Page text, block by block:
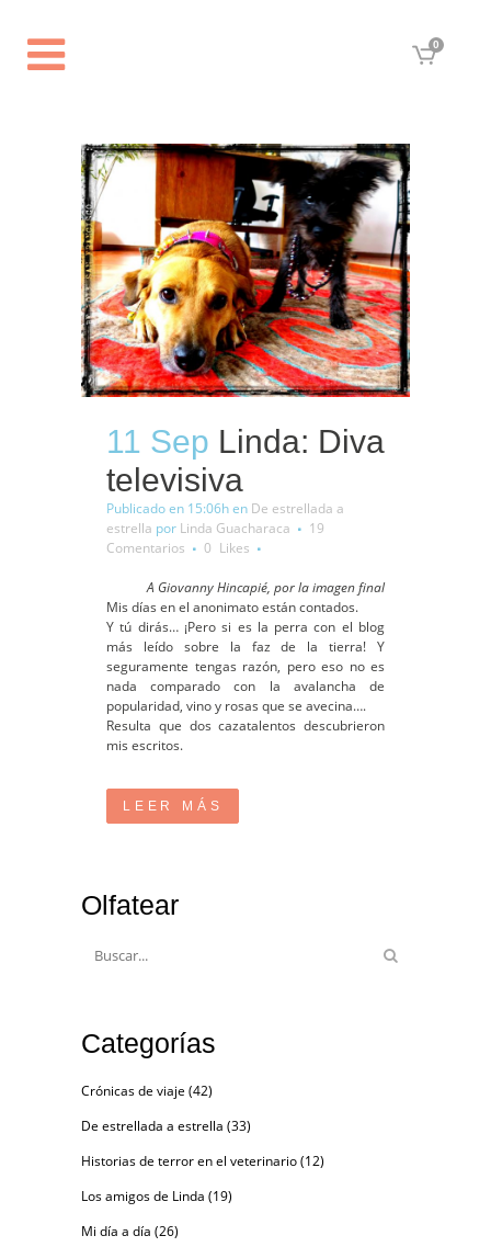
0
11 Sep Linda: Diva
televisiva
Publicado en 15:06hen De estrellada a
estrella por Linda Guacharaca
19
Comentarios
0 Likes
A Giovanny Hincapié, por la imagen final
Mis días en el anonimato están contados.
Y tú dirás… ¡Pero si es la perra con el blog
más leído sobre la faz de la tierra! Y
seguramente tengas razón, pero eso no es
nada comparado con la avalancha de
popularidad, vino y rosas que se avecina….
Resulta que dos cazatalentos descubrieron
mis escritos.
LEER MÁS
Olfatear
Categorías
Crónicas de viaje (42)
De estrellada a estrella (33)
Historias de terror en el veterinario(12)
Los amigos de Linda (19)
Mi día a día (26)